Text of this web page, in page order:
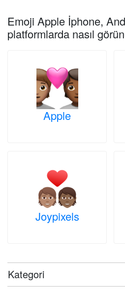
Emoji Apple İphone,
platformlarda nasıl
Apple
Joypixels
Kategori